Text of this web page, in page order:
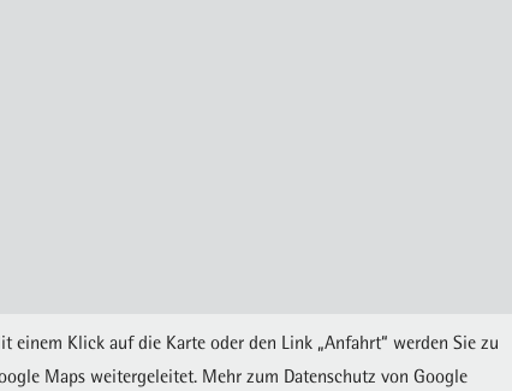
einem Klick auf die Karte oder den Link „Anfahrt“ werden Sie zu
Maps weitergeleitet. Mehr zum Datenschutz von Google